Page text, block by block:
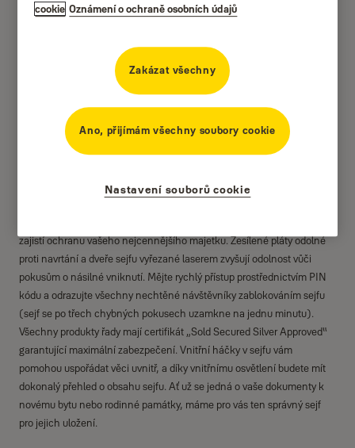
zajistí ochranu vašeho nejcennějšího majetku. Zesílené pláty odolné
proti navrtání a dveře sejfu vyřezané laserem zvyšují odolnost vůči
pokusům o násilné vniknutí. Mějte rychlý přístup prostřednictvím PIN
kódu a odrazujte všechny nechtěné návštěvníky zablokováním sejfu
(sejf se po třech chybných pokusech uzamkne na jednu minutu).
Všechny produkty řady mají certifikát „Sold Secured Silver Approved“
garantující maximální zabezpečení. Vnitřní háčky v sejfu vám
pomohou uspořádat věci uvnitř, a díky vnitřnímu osvětlení budete mít
dokonalý přehled o obsahu sejfu. Ať už se jedná o vaše dokumenty k
novému bytu nebo rodinné památky, máme pro vás ten správný sejf
pro jejich uložení.
cookie Oznámení o ochraně osobních údajů
Zakázat všechny
Ano, přijímám všechny soubory cookie
Nastavení souborů cookie